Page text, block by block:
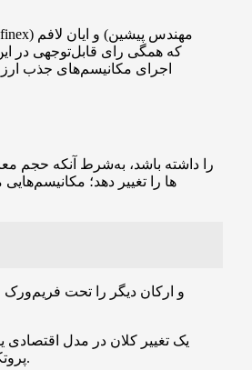
اجرای مکانیسم‌های جذب
پروتکل هدایت می‌کند. به نقل از هایدن آدامز، رای‌گیری با نتیجه ۱۲۵,۳۴۲,۰۱۷ موافق در برابر ۷۴۲ مخالف به پایان رسید و تحولات تعیین‌شده پس از تایم‌لاک اجرا خواهند شد.